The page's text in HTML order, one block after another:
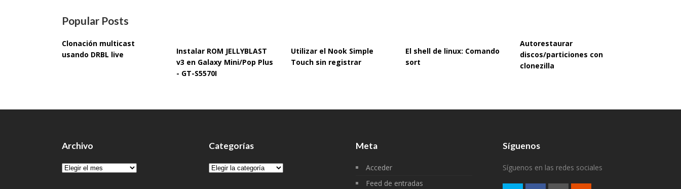
Popular Posts
Clonación multicast
usando DRBL live
Instalar ROM JELLYBLAST
v3 en Galaxy Mini/Pop Plus
- GT-S5570I
Utilizar el Nook Simple
Touch sin registrar
El shell de linux: Comando
sort
Autorestaurar
discos/particiones con
clonezilla
Archivo
Archivo
Categorías
Categorías
Meta
Acceder
Feed de entradas
Síguenos
Síguenos en las redes sociales